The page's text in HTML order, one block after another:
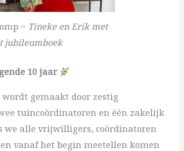
~ Tineke en Erik met
jubileumboek
10 jaar
wordt gemaakt door zestig
tuincoördinatoren en één zakelijk
we alle vrijwilligers, coördinatoren
vanaf het begin meetellen komen